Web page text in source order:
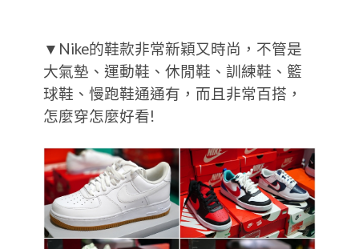
▼Nike的鞋款非常新穎又時尚，不管是
大氣墊、運動鞋、休閒鞋、訓練鞋、籃
球鞋、慢跑鞋通通有，而且非常百搭，
怎麼穿怎麼好看!